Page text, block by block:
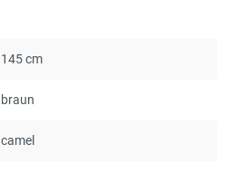
145 cm
braun
camel